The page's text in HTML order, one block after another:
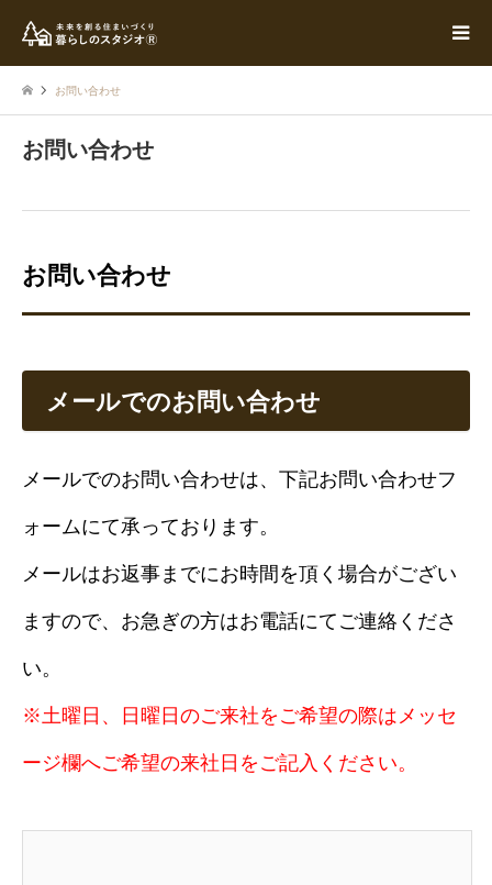
お問い合わせ
お問い合わせ
お問い合わせ
メールでのお問い合わせ
メールでのお問い合わせは、下記お問い合わせフ
ォームにて承っております。
メールはお返事までにお時間を頂く場合がござい
ますので、お急ぎの方はお電話にてご連絡くださ
い。
※土曜日、日曜日のご来社をご希望の際はメッセ
ージ欄へご希望の来社日をご記入ください。